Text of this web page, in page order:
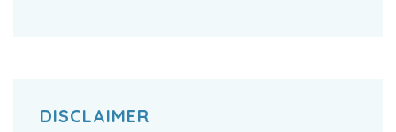
DISCLAIMER